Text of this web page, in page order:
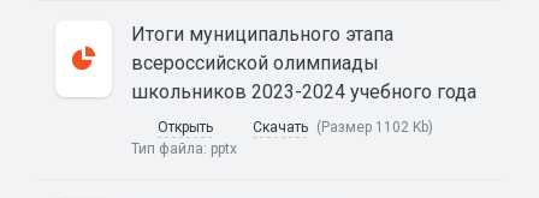
Итоги муниципального этапа
всероссийской олимпиады
школьников 2023-2024 учебного года
Открыть Скачать (Размер 1102 Kb)
Тип файла: pptx